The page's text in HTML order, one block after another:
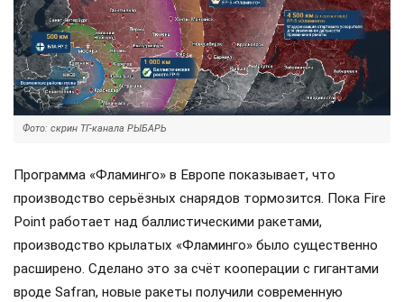
Фото: скрин ТГ-канала РЫБАРЬ
Программа «Фламинго» в Европе показывает, что
производство серьёзных снарядов тормозится. Пока Fire
Point работает над баллистическими ракетами,
производство крылатых «Фламинго» было существенно
расширено. Сделано это за счёт кооперации с гигантами
вроде Safran, новые ракеты получили современную